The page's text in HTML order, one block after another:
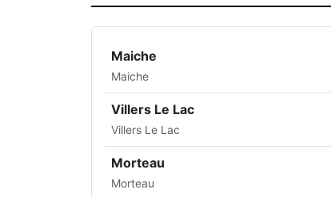
Maiche
Maiche
Villers Le Lac
Villers Le Lac
Morteau
Morteau